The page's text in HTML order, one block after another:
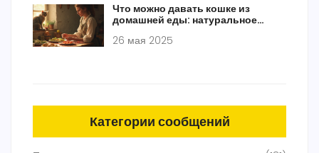
Что можно давать кошке из
домашней еды: натуральное
26 мая 2025
Категории сообщений